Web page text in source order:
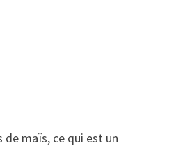
maïs, ce qui est un